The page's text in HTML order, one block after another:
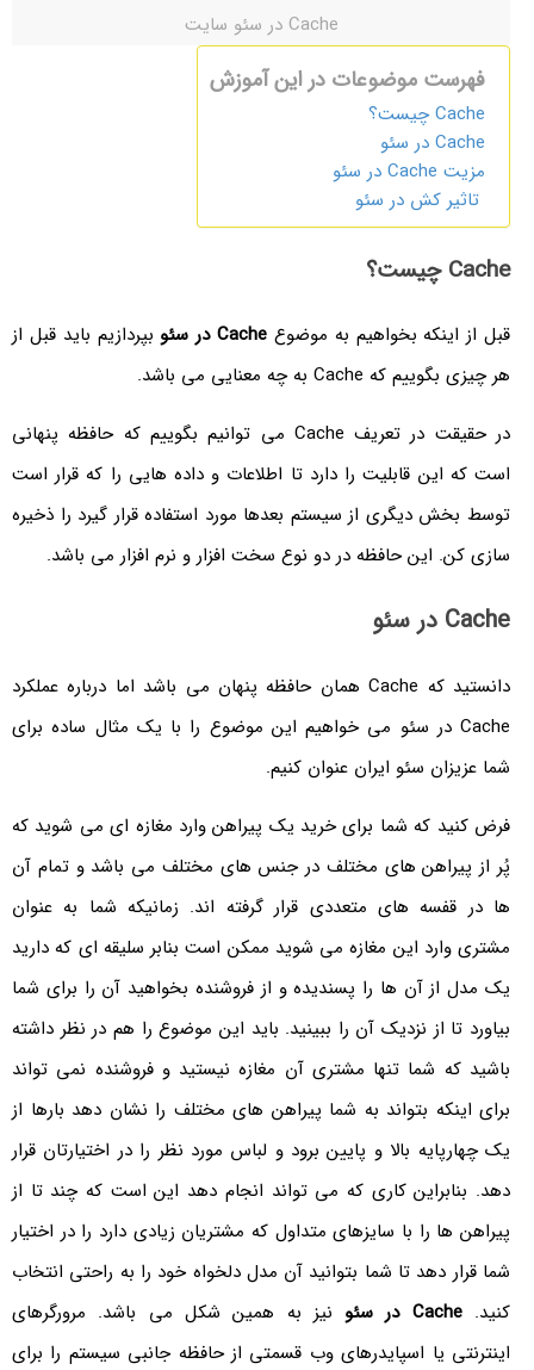
Cache در سئو سایت
فهرست موضوعات در این آموزش
Cache چیست؟
Cache در سئو
مزیت Cache در سئو
تاثیر کش در سئو
Cache چیست؟
قبل از اینکه بخواهیم به موضوعCache در سئو
بپردازیم باید قبل از
هر چیزی بگوییم که Cache به چه معنایی می باشد.
در حقیقت در تعریف Cache می توانیم بگوییم که حافظه پنهانی
است که این قابلیت را دارد تا اطلاعات و داده هایی را که قرار است
توسط بخش دیگری از سیستم بعدها مورد استفاده قرار گیرد را ذخیره
سازی کن. این حافظه در دو نوع سخت افزار و نرم افزار می باشد.
Cache در سئو
دانستید که Cache همان حافظه پنهان می باشد اما درباره عملکرد
Cache در سئو می خواهیم این موضوع را با یک مثال ساده برای
شما عزیزان سئو ایران عنوان کنیم.
فرض کنید که شما برای خرید یک پیراهن وارد مغازه ای می شوید که
پُر از پیراهن های مختلف در جنس های مختلف می باشد و تمام آن
ها در قفسه های متعددی قرار گرفته اند. زمانیکه شما به عنوان
مشتری وارد این مغازه می شوید ممکن است بنابر سلیقه ای که دارید
یک مدل از آن ها را پسندیده و از فروشنده بخواهید آن را برای شما
بیاورد تا از نزدیک آن را ببینید. باید این موضوع را هم در نظر داشته
باشید که شما تنها مشتری آن مغازه نیستید و فروشنده نمی تواند
برای اینکه بتواند به شما پیراهن های مختلف را نشان دهد بارها از
یک چهارپایه بالا و پایین برود و لباس مورد نظر را در اختیارتان قرار
دهد. بنابراین کاری که می تواند انجام دهد این است که چند تا از
پیراهن ها را با سایزهای متداول که مشتریان زیادی دارد را در اختیار
شما قرار دهد تا شما بتوانید آن مدل دلخواه خود را به راحتی انتخاب
کنید. Cache در سئو
نیز به همین شکل می باشد. مرورگرهای
اینترنتی یا اسپایدرهای وب قسمتی از حافظه جانبی سیستم را برای